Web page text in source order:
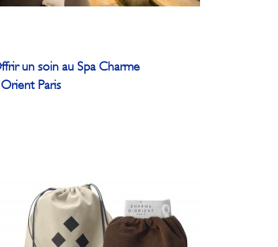
un soin au Spa Charme
Paris